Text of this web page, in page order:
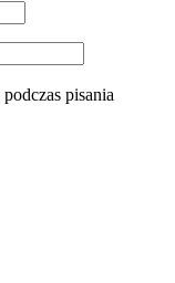
pisania